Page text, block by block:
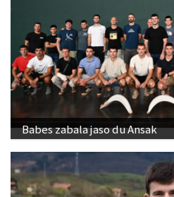
Babes zabala jaso du Ansak